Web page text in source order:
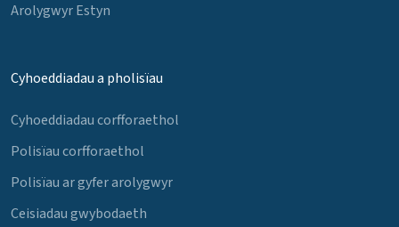
Arolygwyr Estyn
Cyhoeddiadau a pholisïau
Cyhoeddiadau corfforaethol
Polisïau corfforaethol
Polisïau ar gyfer arolygwyr
Ceisiadau gwybodaeth